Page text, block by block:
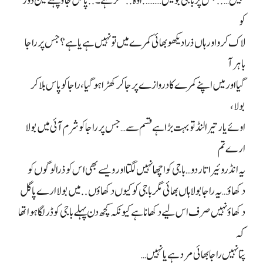
کو
لاک کرو اور ہاں ذرا دیکھو بھائی کمرے میں تو نہیں ہے یا ہے؟ جس پر راجا
باہر آ
گیا اور میں اپنے کمرے کا دروازے پر جا کر کھڑا ہو گیا، راجا کو پاس بلا کر
بولا،
اوئے یار تیرا لنڈ تو بہت بڑا ہے قسم سے… جس پر راجا کو شرم آئی میں بولا
ارے تم
یہ انڈروئیر اتار دو… باجی کو اچھا نہیں لگتا اور ویسے بھی اس کو ذرا لوگوں کو
دکھاؤ… یہ راجا بولا ہاں بھائی مگر باجی کو کیوں دکھاؤں.. میں بولا ارے پاگل
دکھاؤ نہیں صرف اس لیے دکھانا ہے کیونکہ کچھ دن پہلے باجی کو ڈر لگا ہوا تھا
کہ
پتا نہیں راجا بھائی مرد ہے یا نہیں…